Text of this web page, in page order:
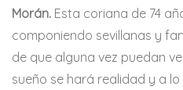
Morán. Esta coriana de 74
componiendo sevillanas y
de que alguna vez puedan
sueño se hará realidad y a